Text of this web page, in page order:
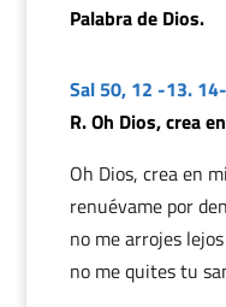
Palabra de Dios.
Sal 50, 12 -13.
R. Oh Dios, crea
Oh Dios, crea en
renuévame por
no me arrojes
no me quites tu